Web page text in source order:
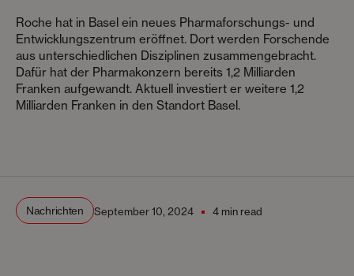
Roche hat in Basel ein neues Pharmaforschungs- und
Entwicklungszentrum eröffnet. Dort werden Forschende
aus unterschiedlichen Disziplinen zusammengebracht.
Dafür hat der Pharmakonzern bereits 1,2 Milliarden
Franken aufgewandt. Aktuell investiert er weitere 1,2
Milliarden Franken in den Standort Basel.
Nachrichten September 10, 2024 4 min read